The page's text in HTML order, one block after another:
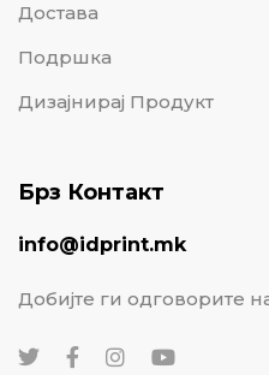
Достава
Подршка
Дизајнирај Продукт
Брз Контакт
info@idprint.mk
Добијте ги одговорите